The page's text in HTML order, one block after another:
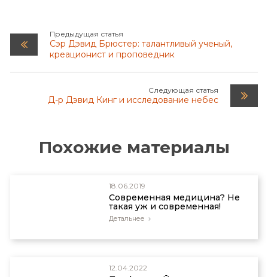
Предыдущая статья
Сэр Дэвид Брюстер: талантливый ученый,
креационист и проповедник
Следующая статья
Д-р Дэвид Кинг и исследование небес
Похожие материалы
18.06.2019
Современная медицина? Не
такая уж и современная!
Детальнее
12.04.2022